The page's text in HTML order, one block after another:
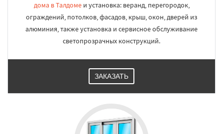
дома в Талдомеи установка: веранд, перегородок,
ограждений, потолков, фасадов, крыш, окон, дверей из
алюминия, также установка и сервисное обслуживание
светопрозрачных конструкций.
ЗАКАЗАТЬ